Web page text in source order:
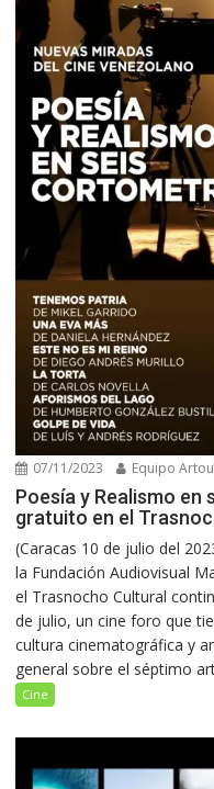
07/11/2023 Equipo
Poesía y Realismo
gratuito en el
(Caracas 10 de julio del
la Fundación Audiovisual
el Trasnocho Cultural
de julio, un cine foro que
cultura cinematográfica y
general sobre el séptimo
Cine